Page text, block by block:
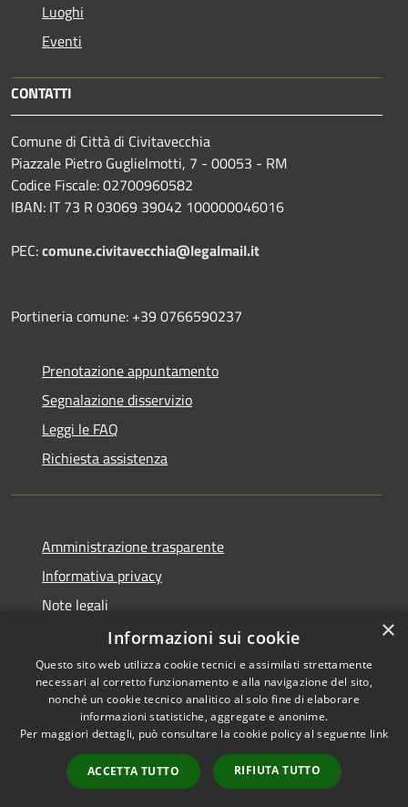
Luoghi
Eventi
CONTATTI
Comune di Città di Civitavecchia
Piazzale Pietro Guglielmotti, 7 - 00053 - RM
Codice Fiscale: 02700960582
IBAN: IT 73 R 03069 39042 100000046016
PEC:comune.civitavecchia@legalmail.it
Portineria comune: +39 0766590237
Prenotazione appuntamento
Segnalazione disservizio
Leggi le FAQ
Richiesta assistenza
Amministrazione trasparente
Informativa privacy
Note legali
Dichiarazione di accessibilità
RSS
Accessibilità
Copyright © 2026 • Città di
Municipium•
Accesso
redazione
×
Informazioni sui cookie
Questo sito web utilizza cookie tecnici e assimilati strettamente
necessari al corretto funzionamento e alla navigazione del sito,
nonché un cookie tecnico analitico al solo fine di elaborare
informazioni statistiche, aggregate e anonime.
Per maggiori dettagli, può consultare la cookie policy al seguente link
ACCETTA TUTTO RIFIUTA TUTTO